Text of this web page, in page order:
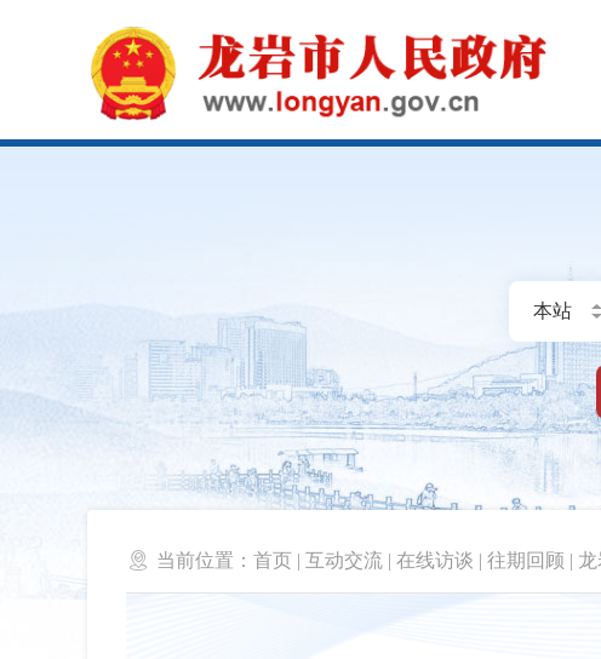
 当前位置： 首页 | 互动交流 | 在线访谈 | 往期回顾 |